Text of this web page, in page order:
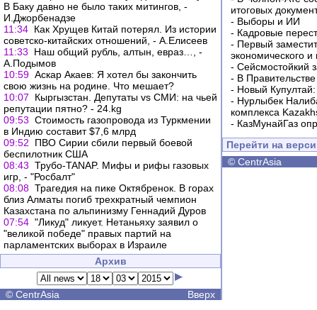
В Баку давно не было таких митингов, -
И.Джорбенадзе
11:34 Как Хрущев Китай потерял. Из истории
советско-китайских отношений, - А.Елисеев
11:33
Наш общий рубль, алтын, евраз…, -
А.Подымов
10:59 Аскар Акаев: Я хотел бы закончить
свою жизнь на родине. Что мешает?
10:07
Кыргызстан. Депутаты vs СМИ: на чьей
репутации пятно? - 24.kg
09:53 Стоимость газопровода из Туркмении
в Индию составит $7,6 млрд
09:52
ПВО Сирии сбили первый боевой
беспилотник США
08:43 Трубо-TANAP. Мифы и рифы газовых
игр, - "Росбалт"
08:08 Трагедия на пике Октябренок. В горах
близ Алматы погиб трехкратный чемпион
Казахстана по альпинизму Геннадий Дуров
07:54 "Ликуд" ликует. Нетаньяху заявил о
"великой победе" правых партий на
парламентских выборах в Израиле
Архив
© CentrAsia Вверх
итоговых
- Выборы и ИИ
- Кадровые
- Первый
экономического
- Сейсмостойкий
- В
- Новый
- Нурлыбек
комплекса
- КазМунайГаз
Перейти на
© CentrAsia